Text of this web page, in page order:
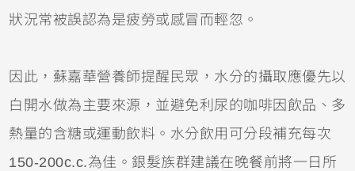
狀況常被誤認為是疲勞或感冒而輕忽。
因此，蘇嘉華營養師提醒民眾，水分的攝取應優先以
白開水做為主要來源，並避免利尿的咖啡因飲品、多
熱量的含糖或運動飲料。水分飲用可分段補充每次
150-200c.c.為佳。銀髮族群建議在晚餐前將一日所